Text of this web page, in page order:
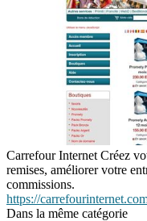
Carrefour Internet Créez
remises, améliorer votre
commissions.
https://
Dans la même catégorie